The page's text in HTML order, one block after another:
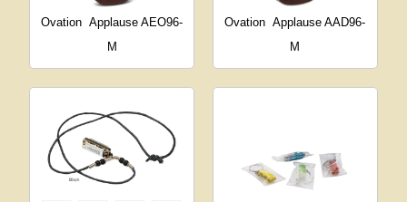
Ovation Applause AEO96-
M
Ovation Applause AAD96-
M